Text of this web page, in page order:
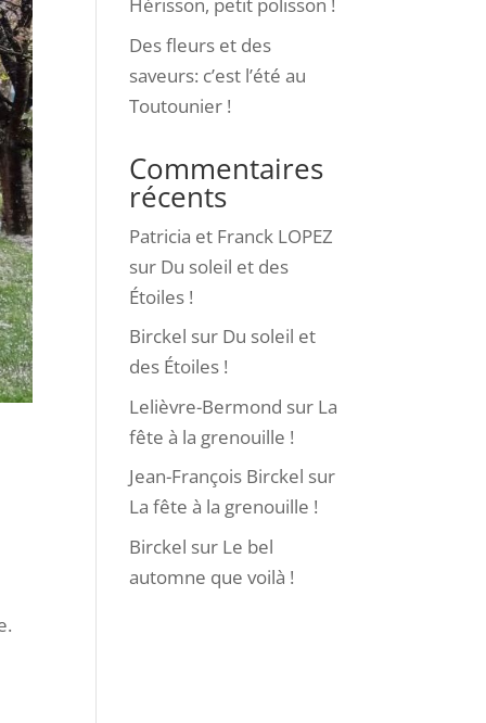
Hérisson, petit polisson !
Des fleurs et des
saveurs: c’est l’été au
Toutounier !
Commentaires
récents
Patricia et Franck LOPEZ
sur Du soleil et des
Étoiles !
Birckel sur Du soleil et
des Étoiles !
Lelièvre-Bermond sur La
fête à la grenouille !
Jean-François Birckel sur
La fête à la grenouille !
Birckel sur Le bel
automne que voilà !